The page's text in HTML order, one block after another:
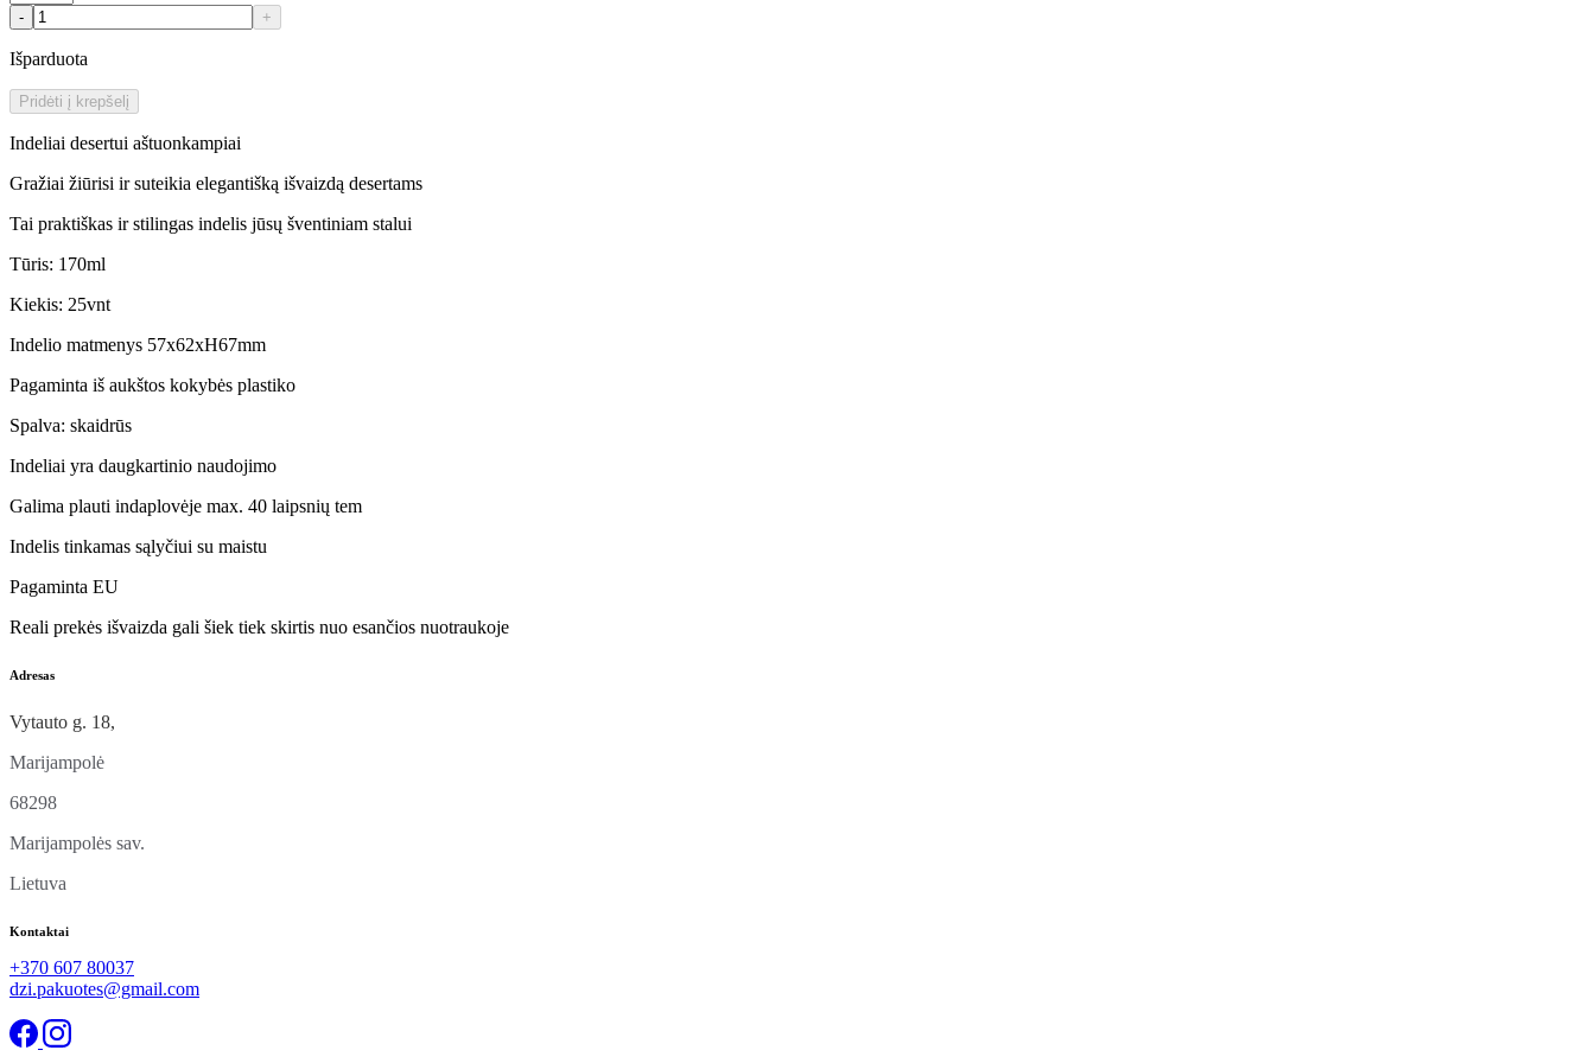
- +
Išparduota
Pridėti į krepšelį
Indeliai desertui aštuonkampiai
Gražiai žiūrisi ir suteikia elegantišką išvaizdą desertams
Tai praktiškas ir stilingas indelis jūsų šventiniam stalui
Tūris: 170ml
Kiekis: 25vnt
Indelio matmenys 57x62xH67mm
Pagaminta iš aukštos kokybės plastiko
Spalva: skaidrūs
Indeliai yra daugkartinio naudojimo
Galima plauti indaplovėje max. 40 laipsnių tem
Indelis tinkamas sąlyčiui su maistu
Pagaminta EU
Reali prekės išvaizda gali šiek tiek skirtis nuo esančios nuotraukoje
Adresas
Vytauto g. 18,
Marijampolė
68298
Marijampolės sav.
Lietuva
Kontaktai
+370 607 80037
dzi.pakuotes@gmail.com